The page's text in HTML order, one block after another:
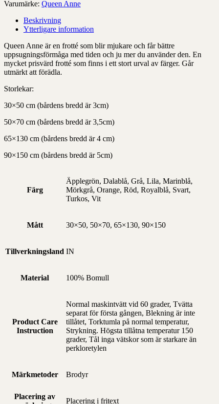
Varumärke: Queen Anne
Beskrivning
Ytterligare information
Queen Anne är en frotté som blir mjukare och får bättre
uppsugningsförmåga med tiden och ju mer du använder den. En
mycket prisvärd frotté som finns i ett stort urval av färger. Går
utmärkt att förädla.
Storlekar:
30×50 cm (bårdens bredd är 3cm)
50×70 cm (bårdens bredd är 3,5cm)
65×130 cm (bårdens bredd är 4 cm)
90×150 cm (bårdens bredd är 5cm)
Färg
Äpplegrön, Dalablå, Grå, Lila, Marinblå,
Mörkgrå, Orange, Röd, Royalblå, Svart,
Turkos, Vit
Mått 30×50, 50×70, 65×130, 90×150
Tillverkningsland IN
Material 100% Bomull
Product Care
Instruction
Normal maskintvätt vid 60 grader, Tvätta
separat för första gången, Blekning är inte
tillåtet, Torktumla på normal temperatur,
Strykning. Högsta tillåtna temperatur 150
grader, Tål inga vätskor som är starkare än
perkloretylen
Märkmetoder Brodyr
Placering av
Placering i fritext